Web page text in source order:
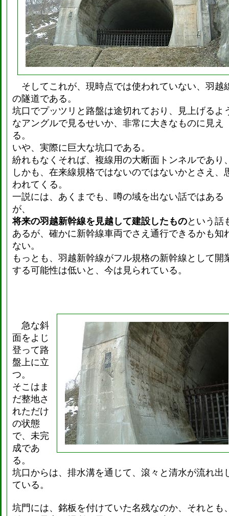
そしてこれが、現時点では使われていない、羽越
の隧道である。
坑口でプッツリと路盤は途切れており、見上げるよ
なアングルで見るせいか、非常に大きなものに見え
る。
いや、実際に巨大な坑口である。
紛れもなくそれば、複線用の大断面トンネルであり
しかも、在来線規格ではないのではないかとさえ、
われてくる。
一説には、あくまでも、噂の域を出ない話ではある
が、
将来の羽越新幹線を見越して建設したものという話
あるが、確かに新幹線車両でさえ通行できるかも知
ない。
もっとも、羽越新幹線がフル規格の新幹線として開
する可能性は低いと、今は見られている。
急な斜
面をよじ
登って路
盤上に立
つ。
そこはま
だ整地さ
れただけ
の状態
で、未完
成であ
る。
坑口からは、排水溝を通じて、滾々と清水が流れ出
ている。
坑門には、銘板を付けていた名残なのか、それとも